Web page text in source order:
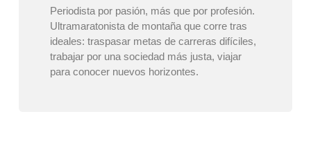
Periodista por pasión, más que por profesión.
Ultramaratonista de montaña que corre tras
ideales: traspasar metas de carreras difíciles,
trabajar por una sociedad más justa, viajar
para conocer nuevos horizontes.